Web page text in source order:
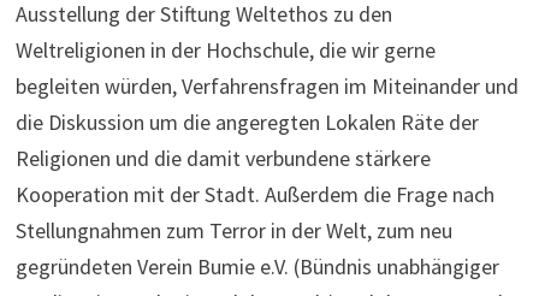
Ausstellung der Stiftung Weltethos zu den
Weltreligionen in der Hochschule, die wir gerne
begleiten würden, Verfahrensfragen im Miteinander und
die Diskussion um die angeregten Lokalen Räte der
Religionen und die damit verbundene stärkere
Kooperation mit der Stadt. Außerdem die Frage nach
Stellungnahmen zum Terror in der Welt, zum neu
gegründeten Verein Bumie e.V. (Bündnis unabhängiger